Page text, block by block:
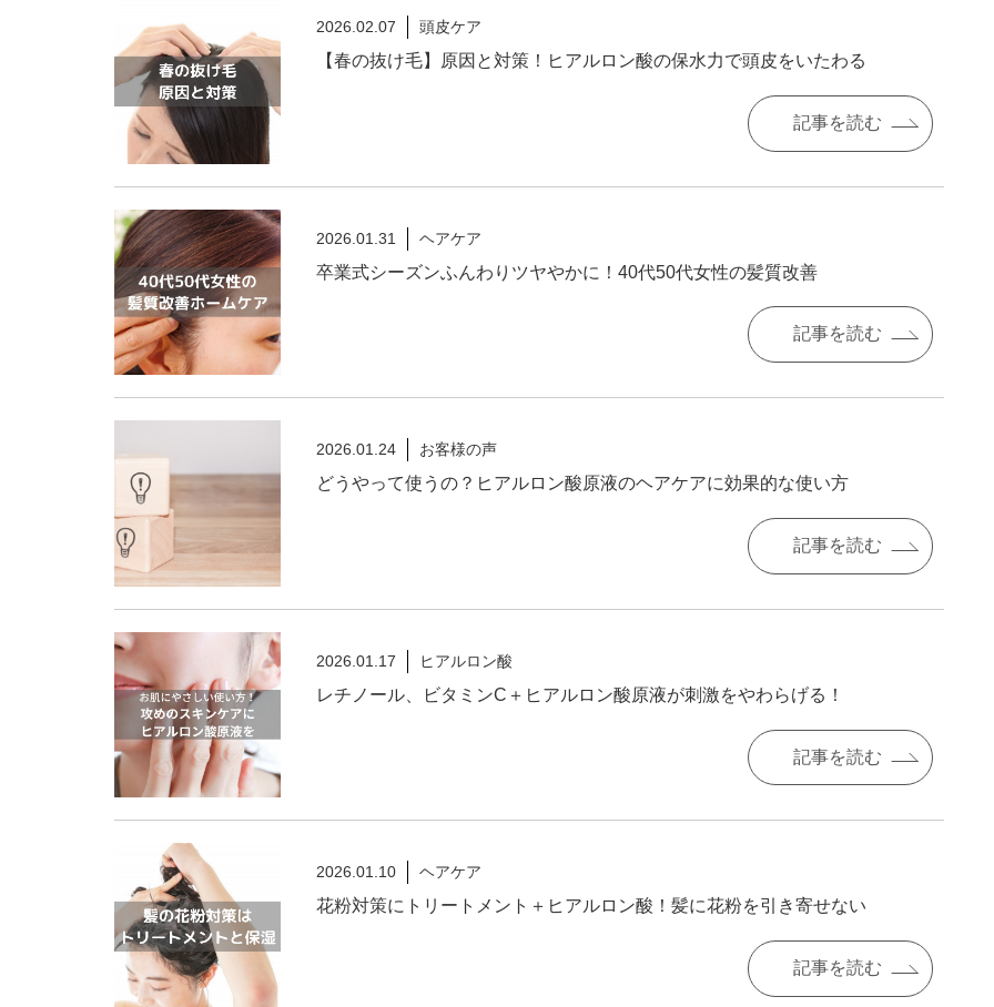
2026.02.07 頭皮ケア
【春の抜け毛】原因と対策！ヒアルロン酸の保水力で頭皮をいたわる
記事を読む
2026.01.31 ヘアケア
卒業式シーズンふんわりツヤやかに！40代50代女性の髪質改善
記事を読む
2026.01.24 お客様の声
どうやって使うの？ヒアルロン酸原液のヘアケアに効果的な使い方
記事を読む
2026.01.17 ヒアルロン酸
レチノール、ビタミンC＋ヒアルロン酸原液が刺激をやわらげる！
記事を読む
2026.01.10 ヘアケア
花粉対策にトリートメント＋ヒアルロン酸！髪に花粉を引き寄せない
記事を読む